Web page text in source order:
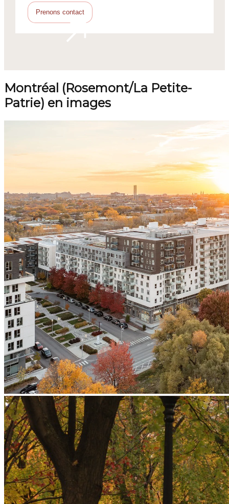
Prenons contact
Montréal (Rosemont/La Petite-
Patrie) en images